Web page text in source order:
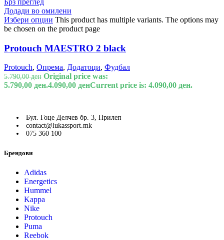
Додади во омилени
Избери опции This product has multiple variants. The options may
be chosen on the product page
Protouch MAESTRO 2 black
Protouch, Опрема, Додатоци, Фудбал
5.790,00ден Original price was:
5.790,00 ден.4.090,00 денCurrent price is: 4.090,00 ден.
Бул. Гоце Делчев бр. 3, Прилеп
contact@lukassport.mk
075 360 100
Брендови
Adidas
Energetics
Hummel
Kappa
Nike
Protouch
Puma
Reebok